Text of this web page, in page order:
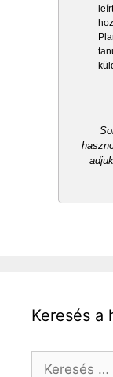
Keresés a
Keresés: